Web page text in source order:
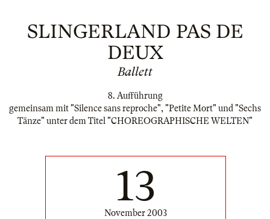
SLINGERLAND PAS DE
DEUX
Ballett
8. Aufführung
gemeinsam mit "Silence sans reproche", "Petite Mort" und "Sechs
Tänze" unter dem Titel "CHOREOGRAPHISCHE WELTEN"
13
November 2003